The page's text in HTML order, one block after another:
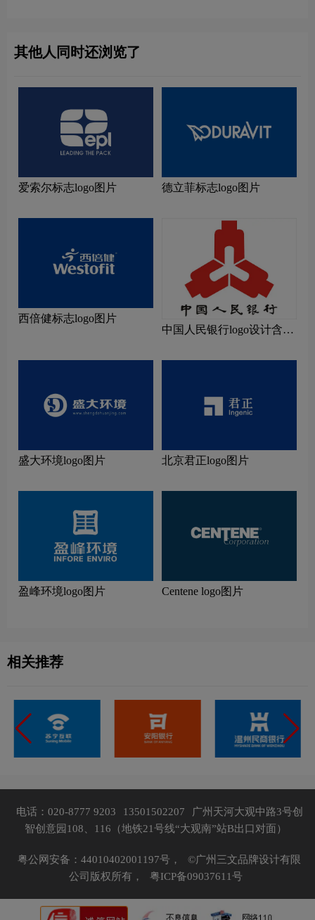
其他人同时还浏览了
爱索尔标志logo图片 德立菲标志logo图片
西倍健标志logo图片
中国人民银行logo设计含义
盛大环境logo图片 北京君正logo图片
盈峰环境logo图片 Centene logo图片
相关推荐
电话：020-8777 9203 13501502207
广州天河大观中路3号创
智创意园108、116（地铁21号线“大观南”站B出口对面）
粤公网安备：44010402001197号，
©广州三文品牌设计有限
公司版权所有，
粤ICP备09037611号